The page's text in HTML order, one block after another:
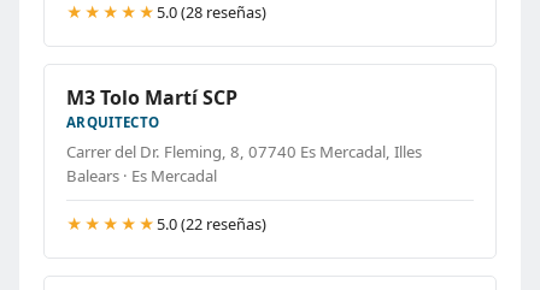
★★★★★ 5.0 (28 reseñas)
M3 Tolo Martí SCP
ARQUITECTO
Carrer del Dr. Fleming, 8, 07740 Es Mercadal, Illes
Balears · Es Mercadal
★★★★★ 5.0 (22 reseñas)